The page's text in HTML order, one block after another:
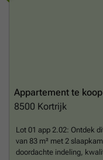
Appartement te
8500 Kortrijk
Lot 01 app 2.02: Ontdek
van 83 m² met 2
doordachte indeling,